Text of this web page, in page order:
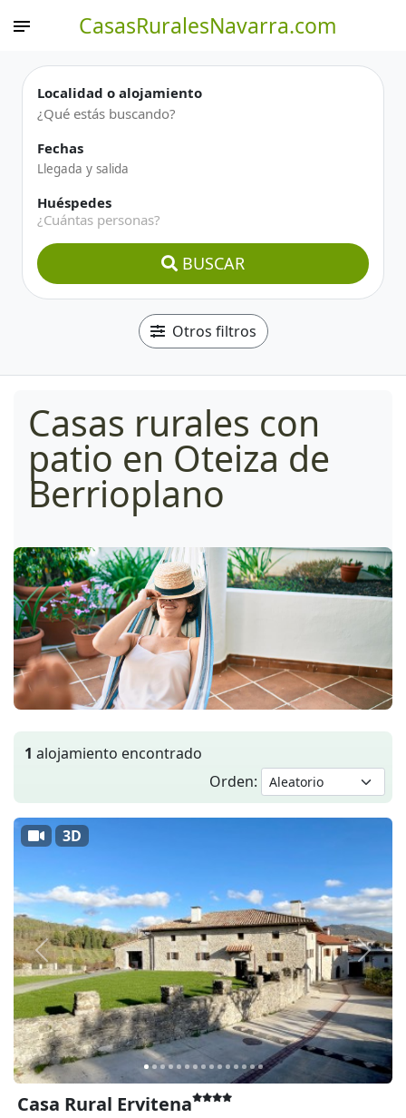
CasasRuralesNavarra.com
Localidad o alojamiento
Fechas
Huéspedes
¿Cuántas personas?
BUSCAR
Otros filtros
Casas rurales con
patio en Oteiza de
Berrioplano
1 alojamiento encontrado
Orden:
Anterior
3D
Casa Rural Ervitena